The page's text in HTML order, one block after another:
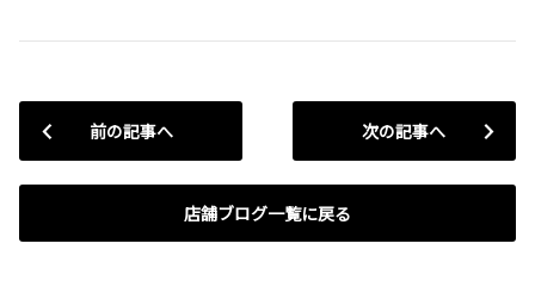
前の記事へ
店舗ブログ一覧に戻る
次の記事へ